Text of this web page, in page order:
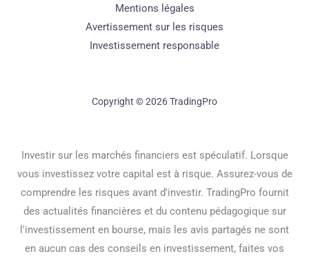
Mentions légales
Avertissement sur les risques
Investissement responsable
Copyright © 2026 TradingPro
Investir sur les marchés financiers est spéculatif. Lorsque
vous investissez votre capital est à risque. Assurez-vous de
comprendre les risques avant d'investir. TradingPro fournit
des actualités financières et du contenu pédagogique sur
l'investissement en bourse, mais les avis partagés ne sont
en aucun cas des conseils en investissement, faites vos